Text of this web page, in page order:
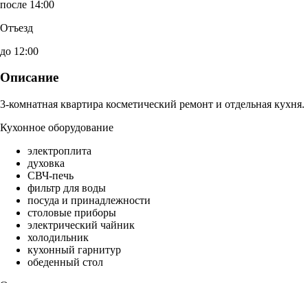
после 14:00
Отъезд
до 12:00
Описание
3-комнатная квартира косметический ремонт и отдельная кухня.
Кухонное оборудование
электроплита
духовка
СВЧ-печь
фильтр для воды
посуда и принадлежности
столовые приборы
электрический чайник
холодильник
кухонный гарнитур
обеденный стол